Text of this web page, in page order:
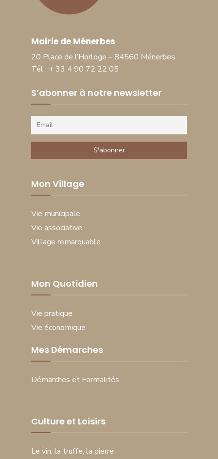
Mairie de Ménerbes
20 Place de l’Horloge – 84560 Ménerbes
Tél : + 33 4 90 72 22 05
S’abonner à notre newsletter
Mon Village
Vie municipale
Vie associative
Village remarquable
Mon Quotidien
Vie pratique
Vie économique
Mes Démarches
Démarches et Formalités
Culture et Loisirs
Le vin, la truffe, la pierre